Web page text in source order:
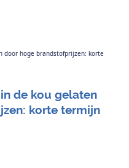
de kou gelaten
korte termijn